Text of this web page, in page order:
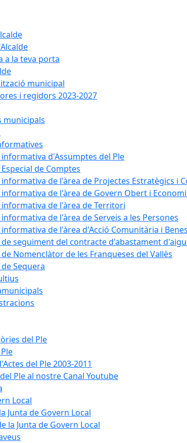
a la teva porta
municipal
i regidors 2023-2027
municipals
informativa d'Assumptes del Ple
de Comptes
de l'àrea de Projectes Estratègics i
informativa de l'àrea de Govern Obert i
informativa de l'àrea de Territori
de l'àrea de Serveis a les Persones
informativa de l'àrea d'Acció Comunitària i
de seguiment del contracte d'abastament
Nomenclàtor de les Franqueses del Vallès
Sequera
del Ple
del Ple 2003-2011
Ple al nostre Canal Youtube
Local
Junta de Govern Local
la Junta de Govern Local